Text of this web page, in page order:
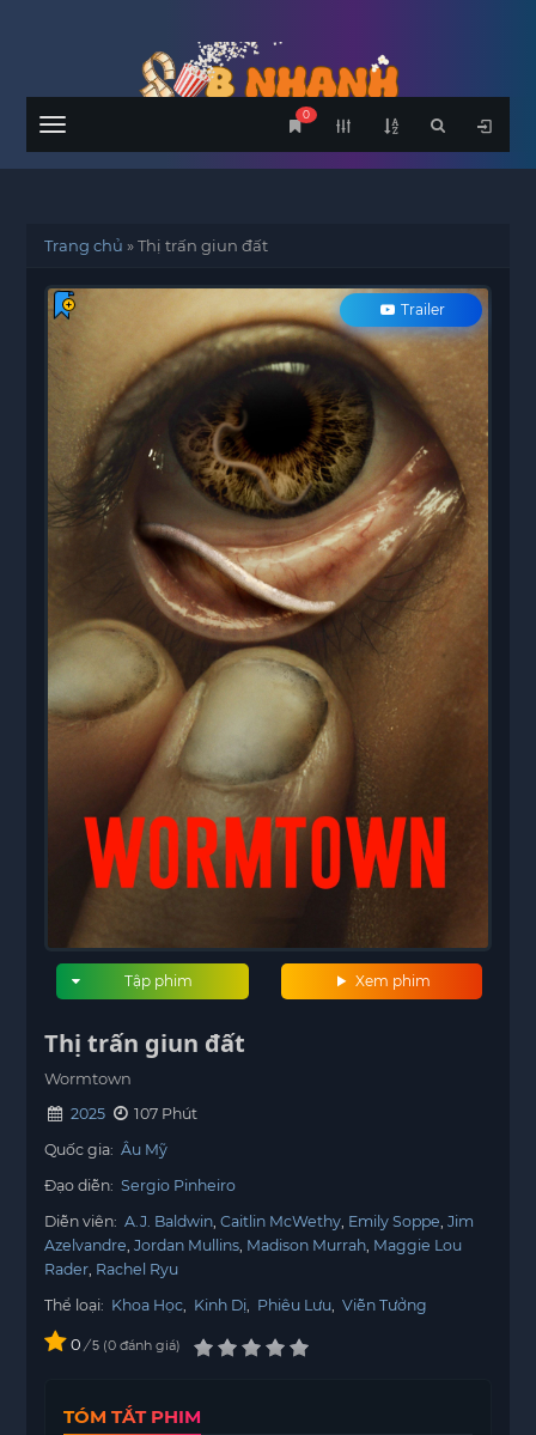
Menu
0
Trang chủ »Thị trấn giun đất
Trailer
Xem phim
Tập phim
Thị trấn giun đất
Wormtown
2025
107 Phút
Quốc gia: Âu Mỹ
Đạo diễn: Sergio Pinheiro
Diễn viên: A.J. Baldwin Caitlin McWethy Emily Soppe Jim
Azelvandre Jordan Mullins Madison Murrah Maggie Lou
Rader Rachel Ryu
Thể loại: Khoa Học Kinh Dị Phiêu Lưu Viễn Tưởng
0 / 5 0 đánh giá
TÓM TẮT PHIM